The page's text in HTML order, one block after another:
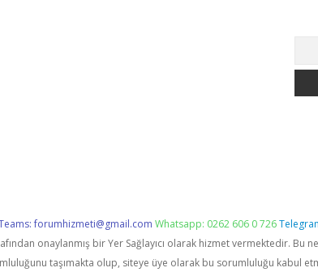
forumhizmeti@gmail.com Whatsapp: 0262 606 0 726
onaylanmış bir Yer Sağlayıcı olarak hizmet vermektedir.
taşımakta olup, siteye üye olarak bu sorumluluğu kabul